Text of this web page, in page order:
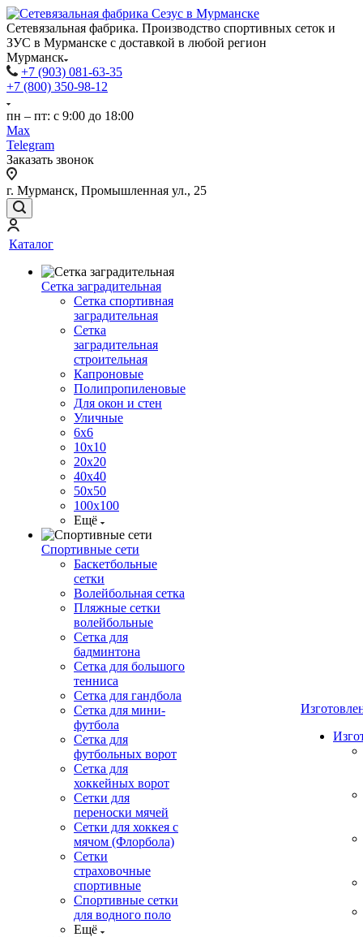
Сетевязальная фабрика. Производство спортивных сеток и
ЗУС в Мурманске с доставкой в любой регион
Мурманск
+7 (903) 081-63-35
+7 (800) 350-98-12
пн – пт: с 9:00 до 18:00
Max
Telegram
Заказать звонок
г. Мурманск, Промышленная ул., 25
Каталог
Сетка заградительная
Сетка спортивная
заградительная
Сетка
заградительная
строительная
Капроновые
Полипропиленовые
Для окон и стен
Уличные
6х6
10х10
20х20
40х40
50х50
100х100
Ещё
Спортивные сети
Баскетбольные
сетки
Волейбольная сетка
Пляжные сетки
волейбольные
Сетка для
бадминтона
Сетка для большого
тенниса
Сетка для гандбола
Сетка для мини-
футбола
Сетка для
футбольных ворот
Сетка для
хоккейных ворот
Сетки для
переноски мячей
Сетки для хоккея с
мячом (Флорбола)
Сетки
страховочные
спортивные
Спортивные сетки
для водного поло
Ещё